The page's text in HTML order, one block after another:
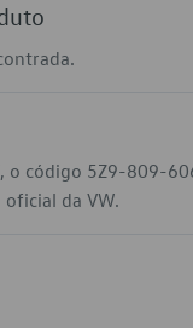
o código 5Z9-809-
da VW.